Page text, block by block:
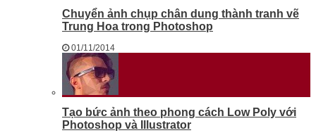
Chuyển ảnh chụp chân dung thành tranh vẽ
Trung Hoa trong Photoshop
01/11/2014
Tạo bức ảnh theo phong cách Low Poly với
Photoshop và Illustrator